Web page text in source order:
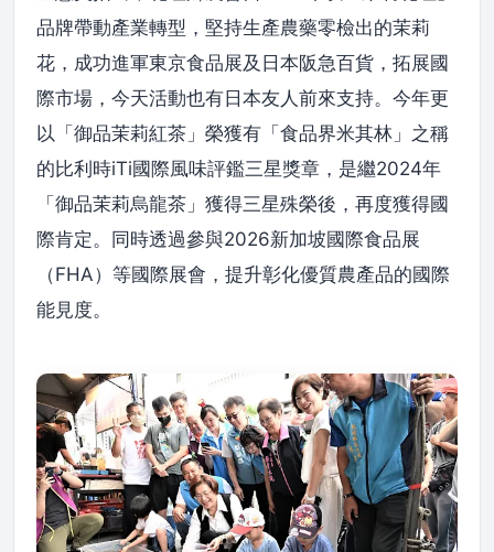
品牌帶動產業轉型，堅持生產農藥零檢出的茉莉
花，成功進軍東京食品展及日本阪急百貨，拓展國
際市場，今天活動也有日本友人前來支持。今年更
以「御品茉莉紅茶」榮獲有「食品界米其林」之稱
的比利時iTi國際風味評鑑三星獎章，是繼2024年
「御品茉莉烏龍茶」獲得三星殊榮後，再度獲得國
際肯定。同時透過參與2026新加坡國際食品展
（FHA）等國際展會，提升彰化優質農產品的國際
能見度。